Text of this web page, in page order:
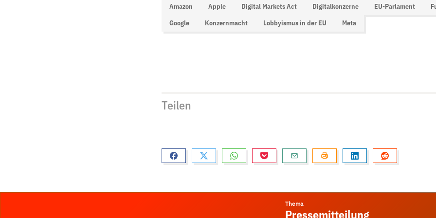
Amazon Apple Digital Markets Act Digitalkonzerne EU-Parlament
Google Konzernmacht Lobbyismus in der EU Meta
Teilen
Thema
Pressemitteilung